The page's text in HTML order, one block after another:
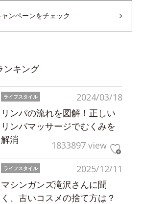
ャンペーンをチェック
ンキング
2024/03/18
ライフスタイル
リンパの流れを図解！正しい
リンパマッサージでむくみを
解消
1833897 view
2025/12/11
ライフスタイル
マシンガンズ滝沢さんに聞
く、古いコスメの捨て方は？